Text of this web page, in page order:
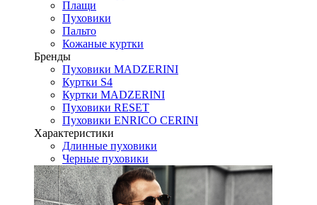
Плащи
Пуховики
Пальто
Кожаные куртки
Бренды
Пуховики MADZERINI
Куртки S4
Куртки MADZERINI
Пуховики RESET
Пуховики ENRICO CERINI
Характеристики
Длинные пуховики
Черные пуховики